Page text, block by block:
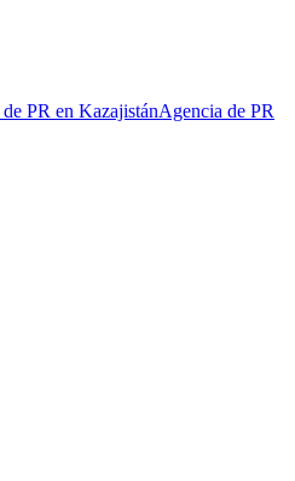
PR en KazajistánAgencia de PR